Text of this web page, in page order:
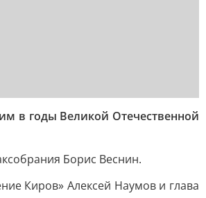
в годы Великой Отечественной
Борис Веснин.
Киров» Алексей Наумов и глава